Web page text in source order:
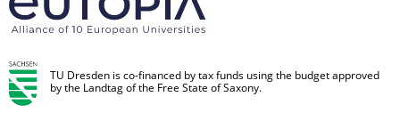
TU Dresden is co-financed by tax funds using the budget approved
by the Landtag of the Free State of Saxony.